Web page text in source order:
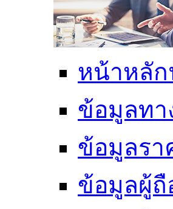
หน้าหลั
ข้อมูลทา
ข้อมูลรา
ข้อมูลผู้